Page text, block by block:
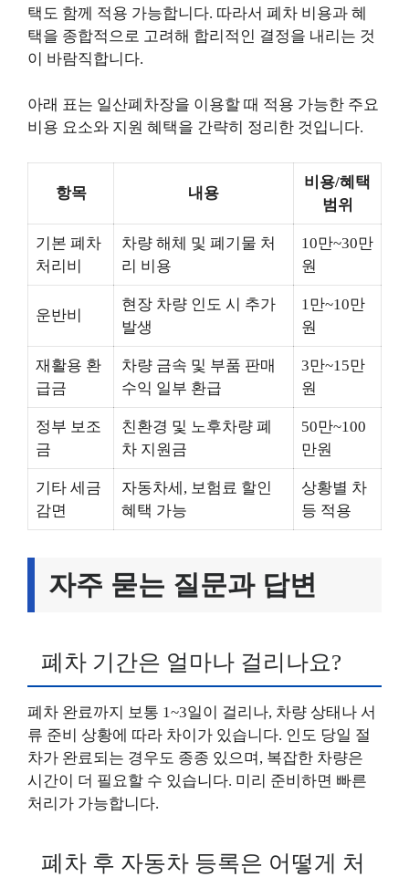
택도 함께 적용 가능합니다. 따라서 폐차 비용과 혜
택을 종합적으로 고려해 합리적인 결정을 내리는 것
이 바람직합니다.
아래 표는 일산폐차장을 이용할 때 적용 가능한 주요
비용 요소와 지원 혜택을 간략히 정리한 것입니다.
항목 내용
비용/혜택
범위
기본 폐차
처리비
차량 해체 및 폐기물 처
리 비용
10만~30만
원
운반비
현장 차량 인도 시 추가
발생
1만~10만
원
재활용 환
급금
차량 금속 및 부품 판매
수익 일부 환급
3만~15만
원
정부 보조
금
친환경 및 노후차량 폐
차 지원금
50만~100
만원
기타 세금
감면
자동차세, 보험료 할인
혜택 가능
상황별 차
등 적용
자주 묻는 질문과 답변
폐차 기간은 얼마나 걸리나요?
폐차 완료까지 보통 1~3일이 걸리나, 차량 상태나 서
류 준비 상황에 따라 차이가 있습니다. 인도 당일 절
차가 완료되는 경우도 종종 있으며, 복잡한 차량은
시간이 더 필요할 수 있습니다. 미리 준비하면 빠른
처리가 가능합니다.
폐차 후 자동차 등록은 어떻게 처